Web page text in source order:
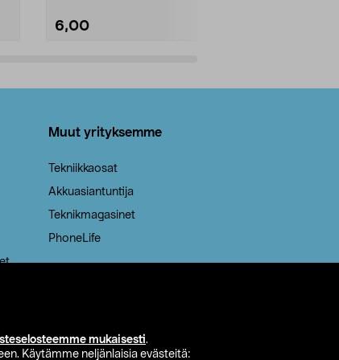
mukaisesti.
Käytämme neljänlaisia evästeitä:
6,00
Muut yrityksemme
Tekniikkaosat
Akkuasiantuntija
Teknikmagasinet
PhoneLife